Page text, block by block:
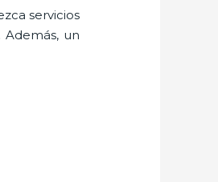
servicios
un